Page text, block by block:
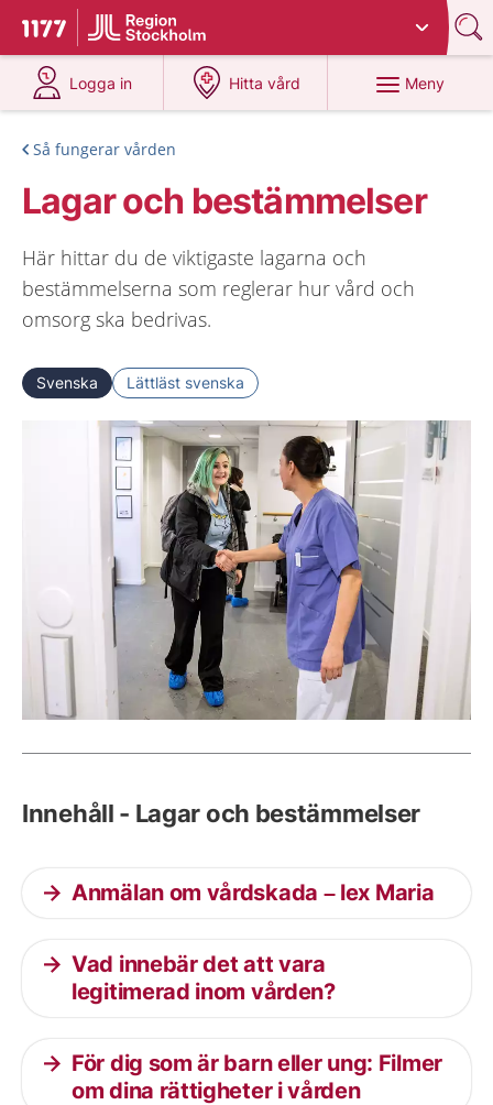
Till startsidan för 1177
Du har valt region
Logga in
på 1177.se
Hitta vård
på 1177.se
Meny
Så fungerar vården
Lagar och bestämmelser
Här hittar du de viktigaste lagarna och
bestämmelserna som reglerar hur vård och
omsorg ska bedrivas.
Svenska Lättläst svenska
Innehåll - Lagar och bestämmelser
Anmälan om vårdskada – lex Maria
Vad innebär det att vara
legitimerad inom vården?
För dig som är barn eller ung: Filmer
om dina rättigheter i vården